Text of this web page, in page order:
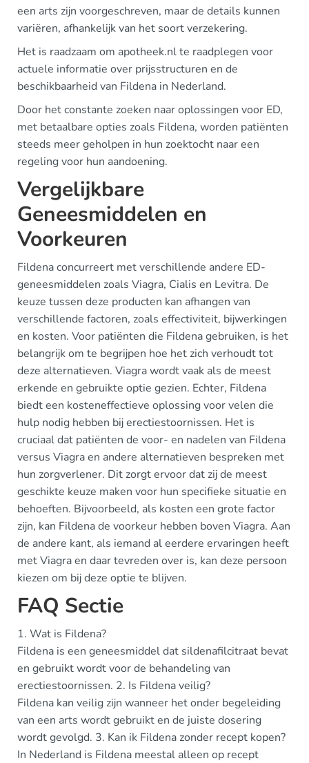
een arts zijn voorgeschreven, maar de details kunnen
variëren, afhankelijk van het soort verzekering.
Het is raadzaam om apotheek.nl te raadplegen voor
actuele informatie over prijsstructuren en de
beschikbaarheid van Fildena in Nederland.
Door het constante zoeken naar oplossingen voor ED,
met betaalbare opties zoals Fildena, worden patiënten
steeds meer geholpen in hun zoektocht naar een
regeling voor hun aandoening.
Vergelijkbare
Geneesmiddelen en
Voorkeuren
Fildena concurreert met verschillende andere ED-
geneesmiddelen zoals Viagra, Cialis en Levitra. De
keuze tussen deze producten kan afhangen van
verschillende factoren, zoals effectiviteit, bijwerkingen
en kosten. Voor patiënten die Fildena gebruiken, is het
belangrijk om te begrijpen hoe het zich verhoudt tot
deze alternatieven. Viagra wordt vaak als de meest
erkende en gebruikte optie gezien. Echter, Fildena
biedt een kosteneffectieve oplossing voor velen die
hulp nodig hebben bij erectiestoornissen. Het is
cruciaal dat patiënten de voor- en nadelen van Fildena
versus Viagra en andere alternatieven bespreken met
hun zorgverlener. Dit zorgt ervoor dat zij de meest
geschikte keuze maken voor hun specifieke situatie en
behoeften. Bijvoorbeeld, als kosten een grote factor
zijn, kan Fildena de voorkeur hebben boven Viagra. Aan
de andere kant, als iemand al eerdere ervaringen heeft
met Viagra en daar tevreden over is, kan deze persoon
kiezen om bij deze optie te blijven.
FAQ Sectie
1. Wat is Fildena?
Fildena is een geneesmiddel dat sildenafilcitraat bevat
en gebruikt wordt voor de behandeling van
erectiestoornissen. 2. Is Fildena veilig?
Fildena kan veilig zijn wanneer het onder begeleiding
van een arts wordt gebruikt en de juiste dosering
wordt gevolgd. 3. Kan ik Fildena zonder recept kopen?
In Nederland is Fildena meestal alleen op recept